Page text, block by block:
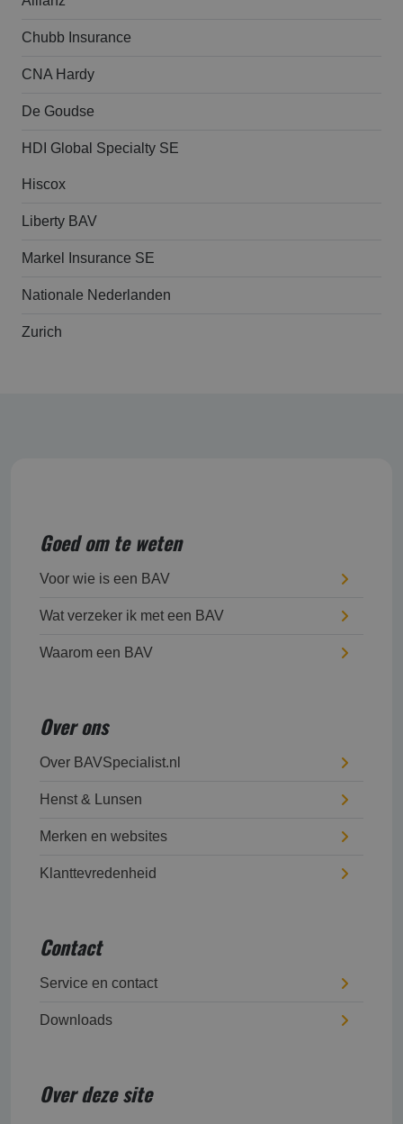
Chubb Insurance
CNA Hardy
De Goudse
HDI Global Specialty SE
Hiscox
Liberty BAV
Markel Insurance SE
Nationale Nederlanden
Zurich
Goed om te weten
Voor wie is een BAV
Wat verzeker ik met een BAV
Waarom een BAV
Over ons
Over BAVSpecialist.nl
Henst & Lunsen
Merken en websites
Klanttevredenheid
Contact
Service en contact
Downloads
Over deze site